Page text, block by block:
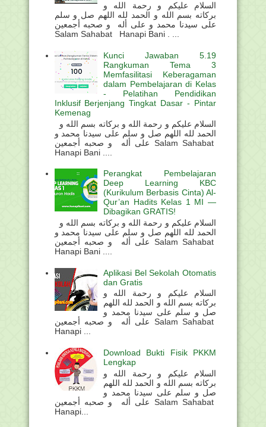
السلام عليكم و رحمة الله و
بركاته بسم الله و الحمد لله اللهم صل و سلم
على سيدنا محمد و على أله و صحبه أجمعين
Salam Sahabat Hanapi Bani . ...
Kunci Jawaban 5.19
Rangkuman Tema 3
Memfasilitasi Keberagaman
dalam Pembelajaran di Kelas
- Pelatihan Pendidikan
Inklusif Berjenjang Tingkat Dasar - Pintar
Kemenag
الحمد لله اللهم صل و سلم على سيدنا محمد و
على أله و صحبه أجمعين Salam Sahabat
Hanapi Bani ....
Perangkat Pembelajaran
Deep Learning KBC
(Kurikulum Berbasis Cinta) Al-
Qur’an Hadits Kelas 1 MI —
Dibagikan GRATIS!
الحمد لله اللهم صل و سلم على سيدنا محمد و
على أله و صحبه أجمعين Salam Sahabat
Hanapi Bani ....
Aplikasi Bel Sekolah Otomatis
dan Gratis
السلام عليكم و رحمة الله و
بركاته بسم الله و الحمد لله اللهم
صل و سلم على سيدنا محمد و
على أله و صحبه أجمعين Salam Sahabat
Hanapi ...
Download Bukti Fisik PKKM
Lengkap
السلام عليكم و رحمة الله و
بركاته بسم الله و الحمد لله اللهم
صل و سلم على سيدنا محمد و
على أله و صحبه أجمعين Salam Sahabat
Hanapi...